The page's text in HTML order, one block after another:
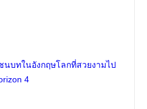
นบทในอังกฤษโลกที่สวยงามไป
4